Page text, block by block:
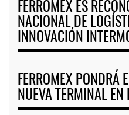
FERROMEX ES
NACIONAL DE
INNOVACIÓN
FERROMEX PONDRÁ
NUEVA TERMINAL